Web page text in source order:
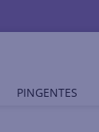
PINGENTES